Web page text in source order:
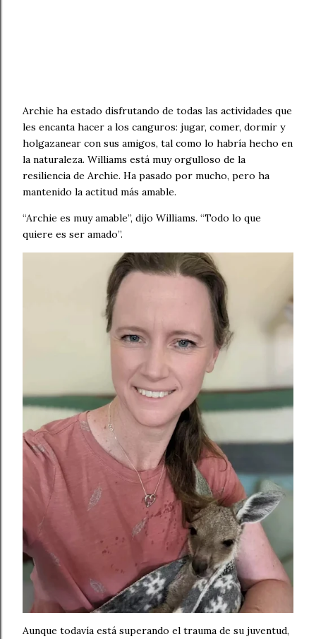
Archie ha estado disfrutando de todas las actividades que
les encanta hacer a los canguros: jugar, comer, dormir y
holgazanear con sus amigos, tal como lo habría hecho en
la naturaleza. Williams está muy orgulloso de la
resiliencia de Archie. Ha pasado por mucho, pero ha
mantenido la actitud más amable.
“Archie es muy amable”, dijo Williams. “Todo lo que
quiere es ser amado”.
Aunque todavía está superando el trauma de su juventud,